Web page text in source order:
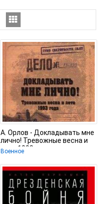
А. Орлов - Докладывать мне
лично! Тревожные весна и
лето 1993 года
Военное